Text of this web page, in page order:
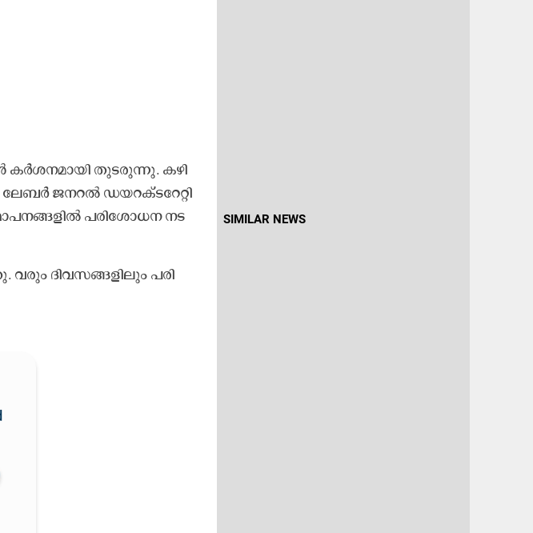
തു​ട​രു​ന്നു. ക​ഴി​
ജ​ന​റ​ൽ ഡ​യ​റ​ക്ട​റേ​റ്റി​
പ​രി​ശോ​ധ​ന ന​ട​
വ​രും ദി​വ​സ​ങ്ങ​ളി​ലും പ​രി​
SIMILAR NEWS